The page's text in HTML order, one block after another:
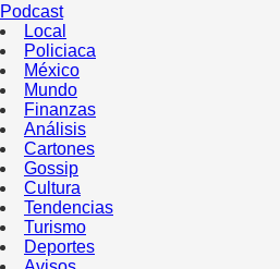
Podcast
Local
Policiaca
México
Mundo
Finanzas
Análisis
Cartones
Gossip
Cultura
Tendencias
Turismo
Deportes